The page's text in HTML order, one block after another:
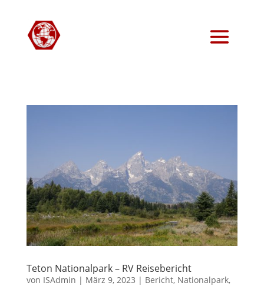
Teton Nationalpark – RV Reisebericht
von ISAdmin | März 9, 2023 | Bericht, Nationalpark,